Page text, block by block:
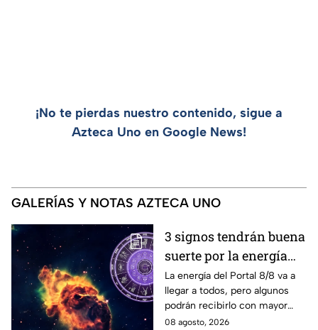
¡No te pierdas nuestro contenido, sigue a
Azteca Uno en Google News!
GALERÍAS Y NOTAS AZTECA UNO
3 signos tendrán buena
suerte por la energía
del Portal del León
La energía del Portal 8/8 va a
llegar a todos, pero algunos
podrán recibirlo con mayor
énfasis.
08 agosto, 2026